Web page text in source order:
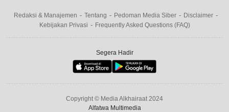
Redaksi & Manajemen Tentang Pedoman Media Siber
Disclaimer
Kebijakan Privasi
Frequently Asked Questions (FAQ)
Segera Hadir
Copyright © Media Alkhairaat 2024
Alfatwa Multimedia